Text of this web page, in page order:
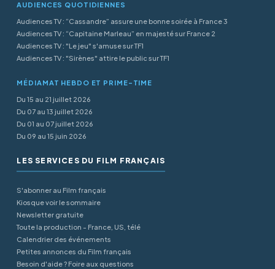
AUDIENCES QUOTIDIENNES
Audiences TV : “Cassandre” assure une bonne soirée à France 3
Audiences TV : “Capitaine Marleau” en majesté sur France 2
Audiences TV : "Le jeu" s'amuse sur TF1
Audiences TV : "Sirènes" attire le public sur TF1
MÉDIAMAT HEBDO ET PRIME-TIME
Du 15 au 21 juillet 2026
Du 07 au 13 juillet 2026
Du 01 au 07 juillet 2026
Du 09 au 15 juin 2026
LES SERVICES DU FILM FRANÇAIS
S'abonner au Film français
Kiosque voir le sommaire
Newsletter gratuite
Toute la production - France, US, télé
Calendrier des événements
Petites annonces du Film français
Besoin d'aide ? Foire aux questions